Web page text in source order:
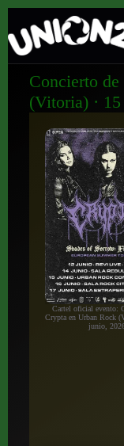
Concierto
(Vitoria) ·
Cartel oficial evento:
Crypta en Urban Rock
junio,